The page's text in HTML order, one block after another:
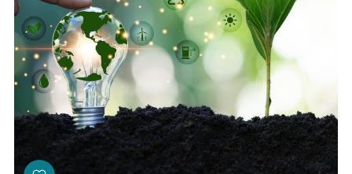
Festivāls
Programma
Arhīvs
Viņi bija LAMPĀ 2026